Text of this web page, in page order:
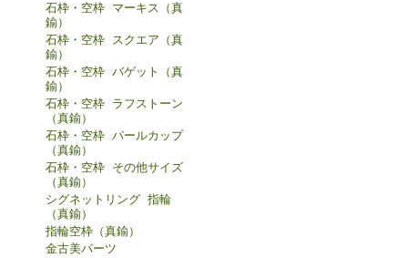
石枠・空枠 マーキス（真
鍮）
石枠・空枠 スクエア（真
鍮）
石枠・空枠 バゲット（真
鍮）
石枠・空枠 ラフストーン
（真鍮）
石枠・空枠 パールカップ
（真鍮）
石枠・空枠 その他サイズ
（真鍮）
シグネットリング 指輪
（真鍮）
指輪空枠（真鍮）
金古美パーツ